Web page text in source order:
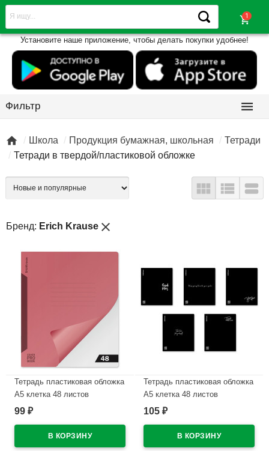
shopping_cart
Установите наше приложение, чтобы делать покупки удобнее!
Фильтр 
 Школа Продукция бумажная, школьная
Тетради
Тетради в твердой/пластиковой обложке
  
Бренд: Erich Krause close
Тетрадь пластиковая обложка
А5 клетка 48 листов
ErichKrause CoverProBook
99 ₽
Тетрадь пластиковая обложка
А5 клетка 48 листов
ErichKrause Слова текстура
105 ₽